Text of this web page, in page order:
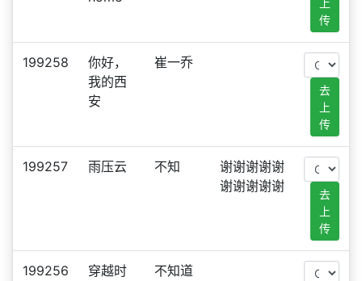
上
传
199258
你好，
我的西
安
崔一乔
去
上
传
199257 雨压云 不知
谢谢谢谢谢
谢谢谢谢谢
去
上
传
199256
穿越时
不知道